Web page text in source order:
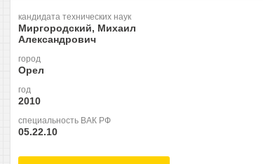
кандидата технических наук
Миргородский, Михаил
Александрович
город
Орел
год
2010
специальность ВАК РФ
05.22.10